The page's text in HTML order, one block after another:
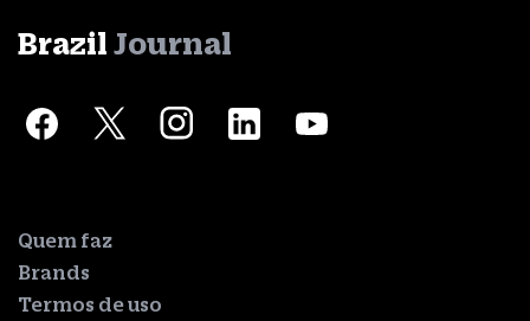
Brazil Journal
Quem faz
Brands
Termos de uso